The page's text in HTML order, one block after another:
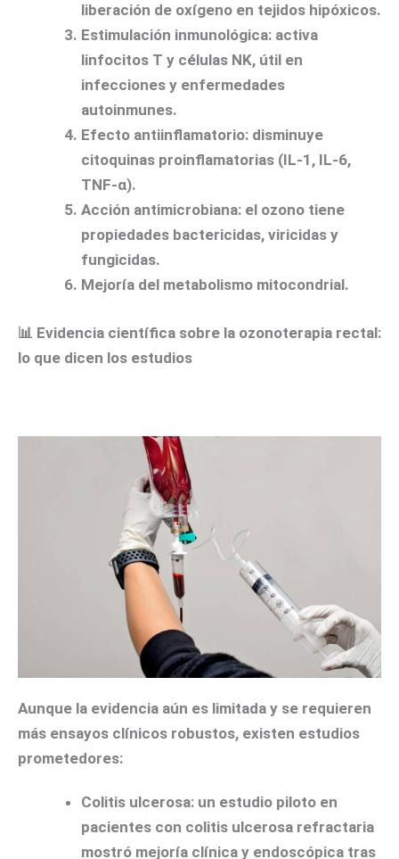
liberación de oxígeno en tejidos hipóxicos.
Estimulación inmunológica: activa
linfocitos T y células NK, útil en
infecciones y enfermedades
autoinmunes.
Efecto antiinflamatorio: disminuye
citoquinas proinflamatorias (IL-1, IL-6,
TNF-α).
Acción antimicrobiana: el ozono tiene
propiedades bactericidas, viricidas y
fungicidas.
Mejoría del metabolismo mitocondrial.
📊 Evidencia científica sobre la ozonoterapia rectal:
lo que dicen los estudios
Aunque la evidencia aún es limitada y se requieren
más ensayos clínicos robustos, existen estudios
prometedores:
Colitis ulcerosa: un estudio piloto en
pacientes con colitis ulcerosa refractaria
mostró mejoría clínica y endoscópica tras